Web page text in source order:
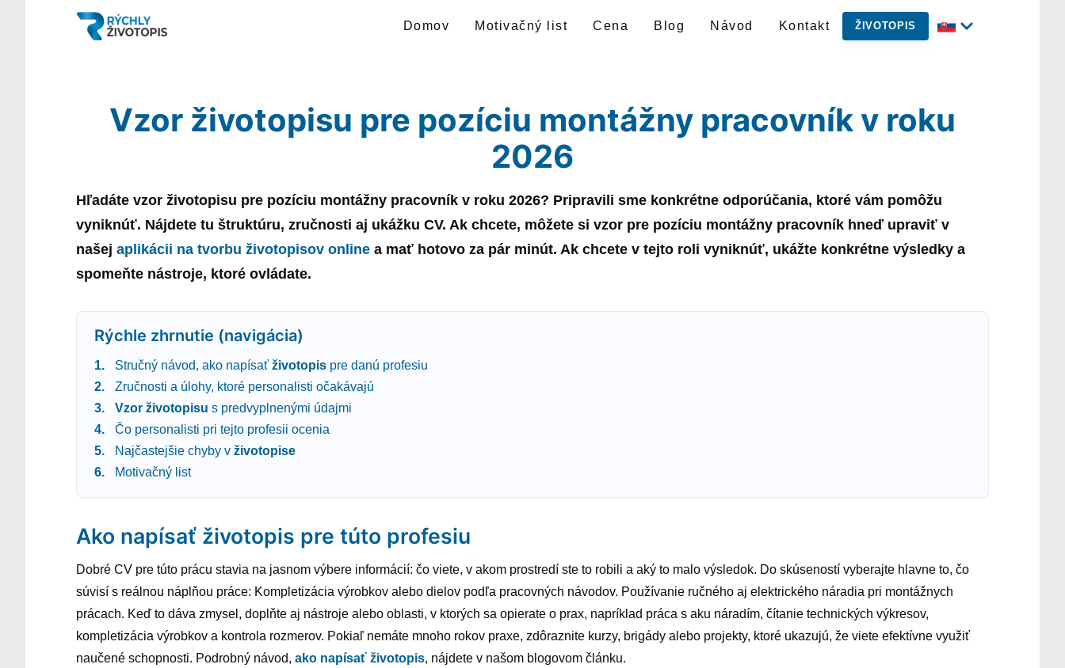
Domov Motivačný list Cena Blog Návod Kontakt ŽIVOTOPIS
Vzor životopisu pre pozíciu montážny pracovník v roku
2026
Hľadáte vzor životopisu pre pozíciu montážny pracovník v roku 2026? Pripravili sme konkrétne odporúčania, ktoré vám pomôžu
vyniknúť. Nájdete tu štruktúru, zručnosti aj ukážku CV. Ak chcete, môžete si vzor pre pozíciu montážny pracovník hneď upraviť v
našej aplikácii na tvorbu životopisov online a mať hotovo za pár minút. Ak chcete v tejto roli vyniknúť, ukážte konkrétne výsledky a
spomeňte nástroje, ktoré ovládate.
Rýchle zhrnutie (navigácia)
Stručný návod, ako napísať životopispre danú profesiu
Zručnosti a úlohy, ktoré personalisti očakávajú
Vzor životopisu s predvyplnenými údajmi
Čo personalisti pri tejto profesii ocenia
Najčastejšie chyby v životopise
Motivačný list
Ako napísať životopis pre túto profesiu
Dobré CV pre túto prácu stavia na jasnom výbere informácií: čo viete, v akom prostredí ste to robili a aký to malo výsledok. Do skúseností vyberajte hlavne to, čo
súvisí s reálnou náplňou práce: Kompletizácia výrobkov alebo dielov podľa pracovných návodov. Používanie ručného aj elektrického náradia pri montážnych
prácach. Keď to dáva zmysel, doplňte aj nástroje alebo oblasti, v ktorých sa opierate o prax, napríklad práca s aku náradím, čítanie technických výkresov,
kompletizácia výrobkov a kontrola rozmerov. Pokiaľ nemáte mnoho rokov praxe, zdôraznite kurzy, brigády alebo projekty, ktoré ukazujú, že viete efektívne využiť
naučené schopnosti. Podrobný návod, ako napísať životopis, nájdete v našom blogovom článku.